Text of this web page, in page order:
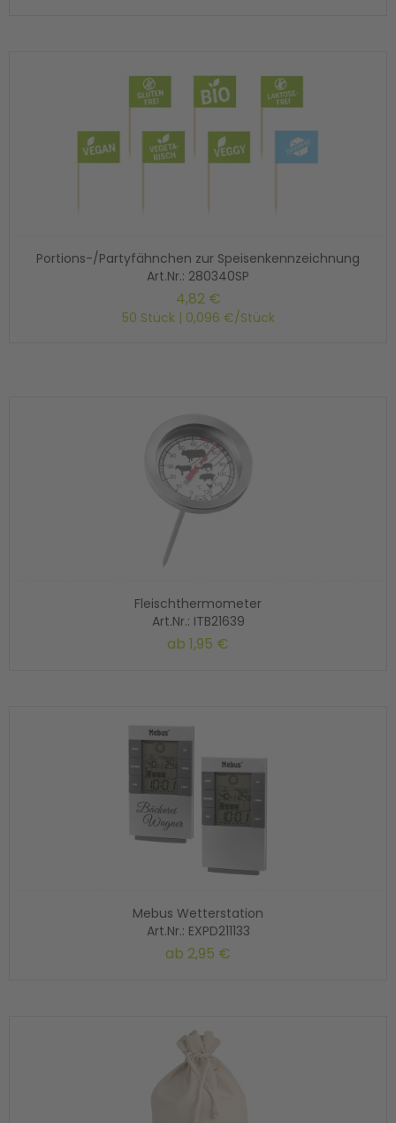
Portions-/Partyfähnchen zur Speisenkennzeichnung
Art.Nr.: 280340SP
4,82 €
50 Stück | 0,096 €/Stück
Fleischthermometer
Art.Nr.: ITB21639
ab 1,95 €
Mebus Wetterstation
Art.Nr.: EXPD211133
ab 2,95 €